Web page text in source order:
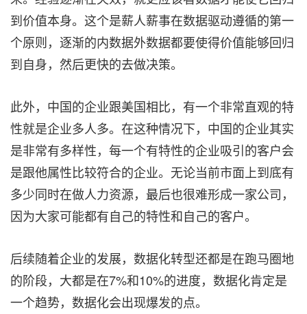
到价值本身。这个是薪人薪事在数据驱动遵循的第一
个原则，逐渐的内数据外数据都要使得价值能够回归
到自身，然后更快的去做决策。
此外，中国的企业跟美国相比，有一个非常直观的特
性就是企业多人多。在这种情况下，中国的企业其实
是非常有多样性，每一个有特性的企业吸引的客户会
是跟他属性比较符合的企业。无论当前市面上到底有
多少同时在做人力资源，最后也很难形成一家公司，
因为大家可能都有自己的特性和自己的客户。
后续随着企业的发展，数据化转型还都是在跑马圈地
的阶段，大都是在7%和10%的进度，数据化肯定是
一个趋势，数据化会出现爆发的点。